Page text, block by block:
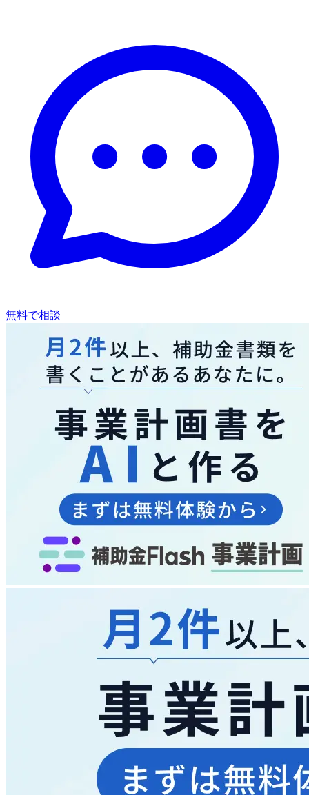
無料で相談